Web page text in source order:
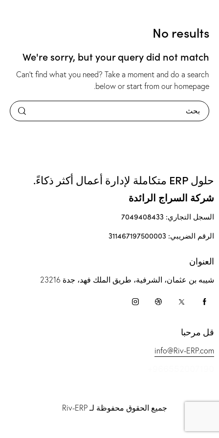
No results
We're sorry, but your query did not match
Can't find what you need? Take a moment and do a search
below or start from our homepage
.
حلول ERP متكاملة لإدارة أعمال أكثر ذكاءً.
شركة السراج الرائدة
السجل التجاري: 7049408433
الرقم الضريبي: 311467197500003
العنوان
شيبه بن عثمان، الشرفية، طريق الملك فهد، جدة 23216
قل مرحبا
info@Riv-ERP.com
جميع الحقوق محفوظة لـ Riv-ERP